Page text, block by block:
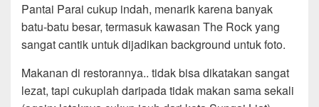
Pantai Parai cukup indah, menarik karena banyak
batu-batu besar, termasuk kawasan The Rock yang
sangat cantik untuk dijadikan background untuk foto.
Makanan di restorannya.. tidak bisa dikatakan sangat
lezat, tapi cukuplah daripada tidak makan sama sekali